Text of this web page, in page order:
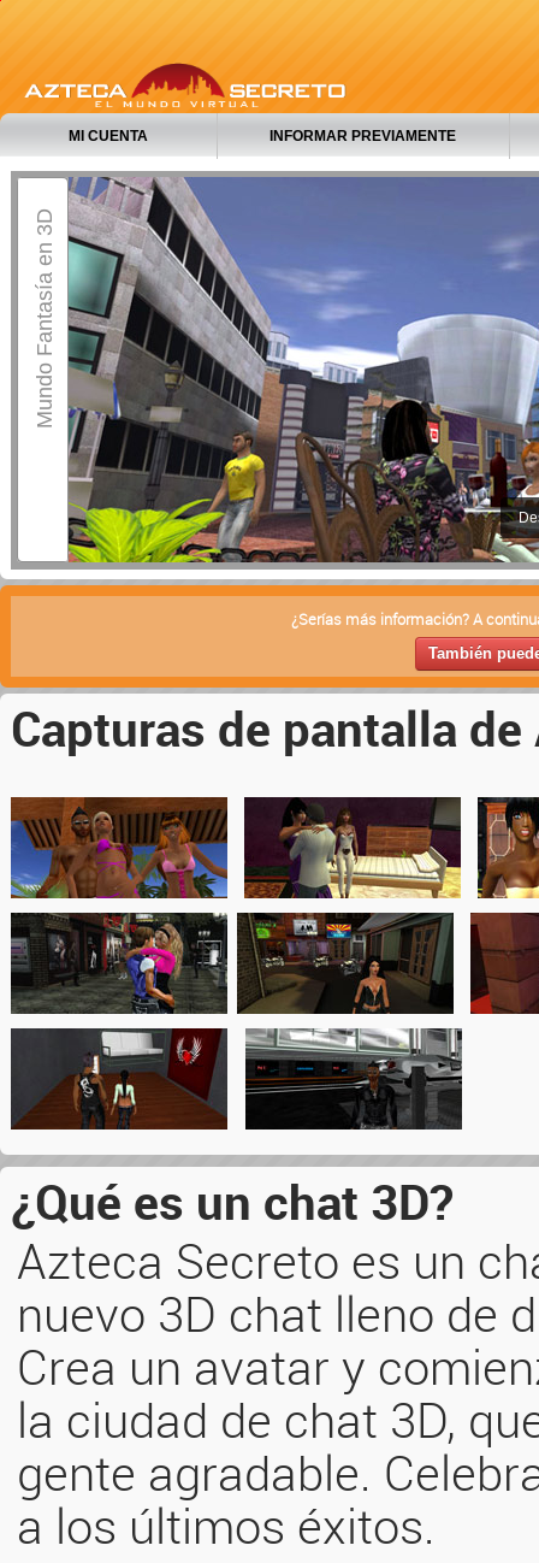
MI CUENTA INFORMAR PREVIAMENTE
Mundo Fantasía en 3D
¿Serías más información? A
También
Capturas de pantalla
¿Qué es un chat 3D?
Azteca Secreto es un
nuevo 3D chat lleno de
Crea un avatar y
la ciudad de chat 3D,
gente agradable.
a los últimos éxitos.